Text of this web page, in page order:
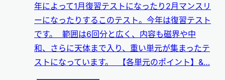
年によって1月復習テストになったり2月マンスリ
ーになったりするこのテスト。今年は復習テスト
です。 範囲は6回分と広く、内容も磁界や中
和、さらに天体まで入り、重い単元が集まったテ
ストになっています。 【各単元のポイント】&…